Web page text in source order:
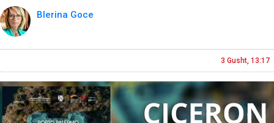
Blerina Goce
3 Gusht, 13:17